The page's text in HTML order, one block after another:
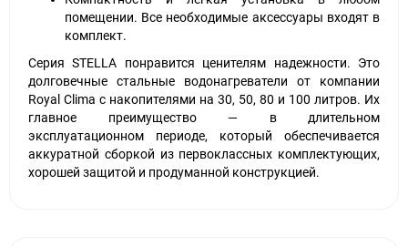
помещении. Все необходимые аксессуары входят в
комплект.
Серия STELLA понравится ценителям надежности. Это
долговечные стальные водонагреватели от компании
Royal Clima с накопителями на 30, 50, 80 и 100 литров. Их
главное преимущество — в длительном
эксплуатационном периоде, который обеспечивается
аккуратной сборкой из первоклассных комплектующих,
хорошей защитой и продуманной конструкцией.